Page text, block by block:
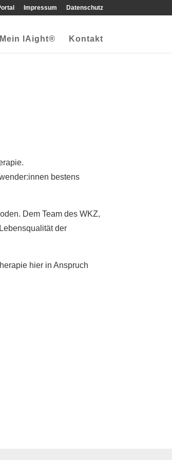
Impressum Datenschutz
Mein lAight® Kontakt
bestens
Dem Team des WKZ,
der
hier in Anspruch